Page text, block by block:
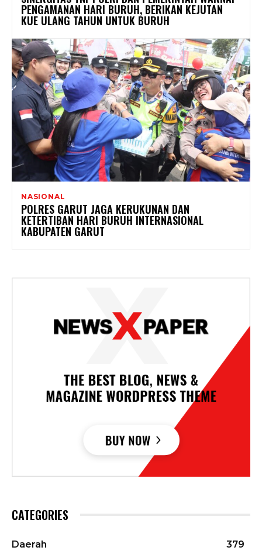
PENGAMANAN HARI BURUH, BERIKAN KEJUTAN
KUE ULANG TAHUN UNTUK BURUH
NASIONAL
POLRES GARUT JAGA KERUKUNAN DAN
KETERTIBAN HARI BURUH INTERNASIONAL
KABUPATEN GARUT
CATEGORIES
Daerah
379